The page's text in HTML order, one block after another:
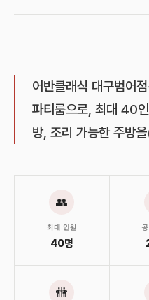
어반클래식 대구범어
파티룸으로, 최대 40
방, 조리 가능한 주방
👥
최대 인원
40명
🚻